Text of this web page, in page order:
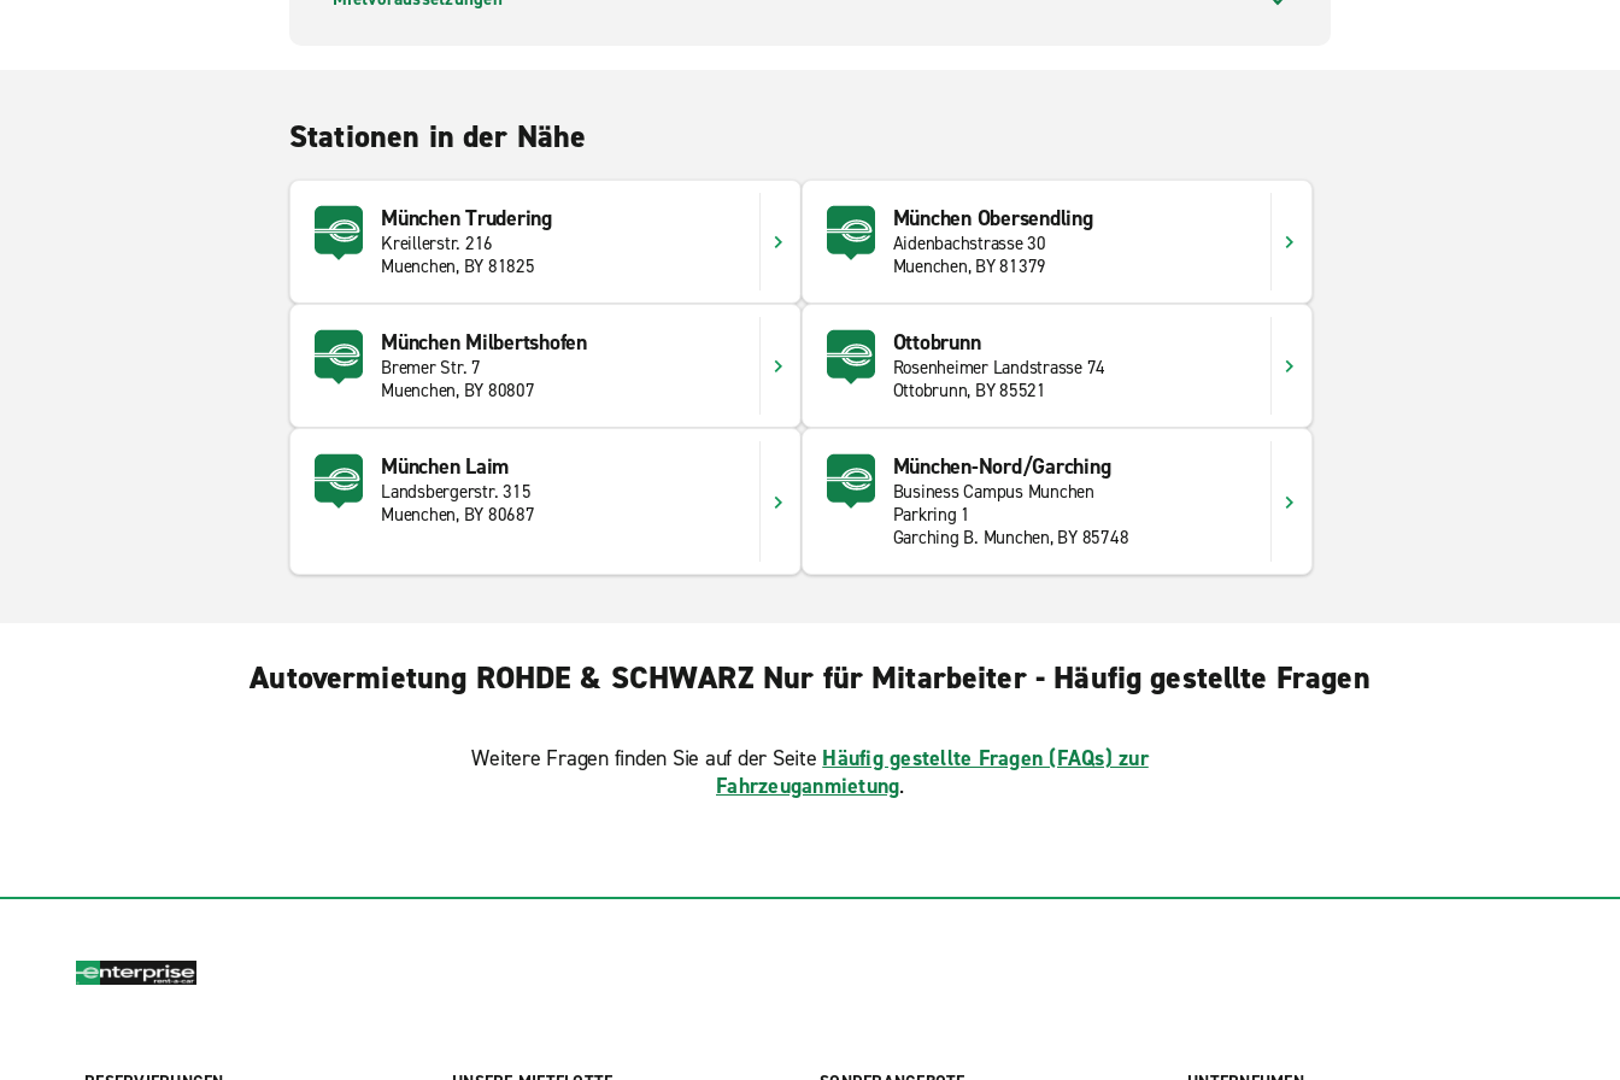
Stationen in der Nähe
München Trudering
Kreillerstr. 216
Muenchen, BY 81825
München Obersendling
Aidenbachstrasse 30
Muenchen, BY 81379
München Milbertshofen
Bremer Str. 7
Muenchen, BY 80807
Ottobrunn
Rosenheimer Landstrasse 74
Ottobrunn, BY 85521
München Laim
Landsbergerstr. 315
Muenchen, BY 80687
München-Nord/Garching
Business Campus Munchen
Parkring 1
Garching B. Munchen, BY 85748
Autovermietung ROHDE & SCHWARZ Nur für Mitarbeiter - Häufig gestellte Fragen
Weitere Fragen finden Sie auf der Seite Häufig gestellte Fragen (FAQs) zur
Fahrzeuganmietung.